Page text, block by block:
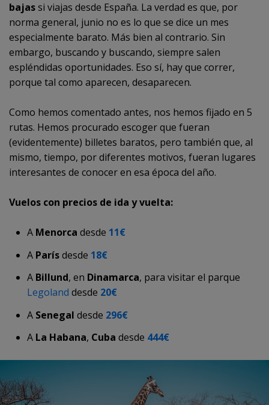
bajassi viajas desde España. La verdad es que, por
norma general, junio no es lo que se dice un mes
especialmente barato. Más bien al contrario. Sin
embargo, buscando y buscando, siempre salen
espléndidas oportunidades. Eso sí, hay que correr,
porque tal como aparecen, desaparecen.
Como hemos comentado antes, nos hemos fijado en 5
rutas. Hemos procurado escoger que fueran
(evidentemente) billetes baratos, pero también que, al
mismo, tiempo, por diferentes motivos, fueran lugares
interesantes de conocer en esa época del año.
Vuelos con precios de ida y vuelta:
A Menorca desde 11€
A Parísdesde 18€
A Billund, en Dinamarca, para visitar el parque
Legoland desde 20€
A Senegal desde 296€
A La Habana, Cuba desde 444€